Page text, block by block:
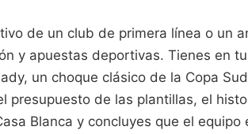
de un club de primera línea o un
y apuestas deportivas. Tienes en
un choque clásico de la Copa
presupuesto de las plantillas, el
Blanca y concluyes que el equipo